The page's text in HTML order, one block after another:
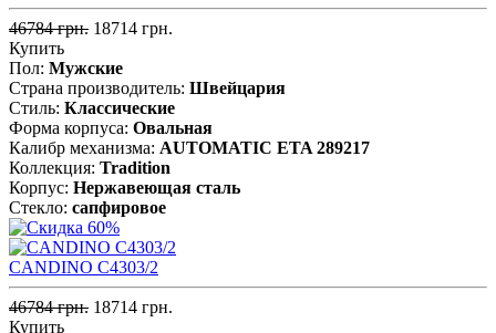
46784 грн. 18714 грн.
Купить
Пол: Мужские
Страна производитель: Швейцария
Стиль: Классические
Форма корпуса: Овальная
Калибр механизма: AUTOMATIC ETA 289217
Коллекция: Tradition
Корпус: Нержавеющая cталь
Стекло: сапфировое
CANDINO C4303/2
46784 грн. 18714 грн.
Купить